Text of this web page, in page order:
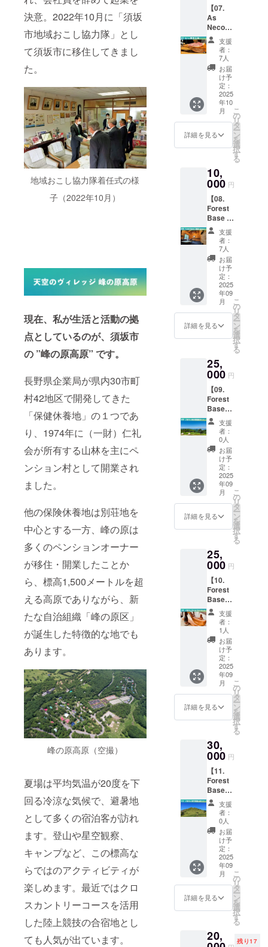
決意。2022年10月に「須坂
市地域おこし協力隊」とし
て須坂市に移住してきまし
た。
地域おこし協力隊着任式の様
子（2022年10月）
現在、私が生活と活動の拠
点としているのが、須坂市
の ”峰の原高原” です。
長野県企業局が県内30市町
村42地区で開発してきた
「保健休養地」の１つであ
り、1974年に（一財）仁礼
会が所有する山林を主にペ
ンション村として開業され
ました。
他の保険休養地は別荘地を
中心とする一方、峰の原は
多くのペンションオーナー
が移住・開業したことか
ら、標高1,500メートルを超
える高原でありながら、新
たな自治組織「峰の原区」
が誕生した特徴的な地でも
あります。
峰の原高原（空撮）
夏場は平均気温が20度を下
回る冷涼な気候で、避暑地
として多くの宿泊客が訪れ
ます。登山や星空観察、
キャンプなど、この標高な
らではのアクティビティが
楽しめます。最近ではクロ
スカントリーコースを活用
した陸上競技の合宿地とし
ても人気が出ています。
料込の
価格で
す。 ※
クール
便にて
2025年
10月中
に発送
予定で
す。日
時指定
は承れ
ません
ので予
（スラ
イス）
・原材
料名：
豚ウデ
肉（国
産）、
食塩 ・
内容
量：50g
× 4パッ
ク ・保
存方
法：10
分活
性：
0.95未
満 ・賞
味期
限：お
届けか
ら約30
わいな
りー
「ブ
ラック
レーベ
ル ルー
ジュ」
× １本
免許を
有する
なりー
株式会
社
（（通
知書文
書番
号：長
野酒1-
77）よ
り直送
しま
す。 品
実酒 原
材料
本産)/酸
化防止
剤(亜硫
酸塩) ア
ルコー
ル分：
11％ 内
容量：
750ml
保存方
法：冷
暗所に
て保存
※20歳未
満の者
飲酒は
法令で
ます。
20歳未
満の方
はこの
リター
ンを選
択でき
ません
※税込、
送料込
の価格
です ※
生ハム
は起案
便に
て、ワ
通信販
売酒類
【07.
As
Neco
Ham 生
ハム原
木(パレ
タ)】 ・
名称：
乾燥食
肉製品
・原材
料名：
豚ウデ
肉（国
産）、
食塩 ・
量：約
4,000g
× 1本 ・
保存方
法：直
射日
光、高
温多湿
を避け
て常温
で保存
して下
さい ・
水分活
性：
0.87未
満 ・賞
ら約60
日 ※税
込、送
料込の
価格で
す。 ※
クール
便にて
2025年
10月中
に発送
予定で
す。日
時指定
は承れ
ません
ので予
支援
者：
7人
お届
け予
定：
2025
年10
月
詳細を見る
こ
の
リ
タ
ー
ン
を
選
択
す
る
10,
000 円
【08.
Forest
Base ご
宿泊プ
ラン】
・本プ
ランご
支援で
１泊・
１名様
ご宿泊
(素泊ま
り)いた
だけま
す。複
数名で
をご希
望の場
合、人
数分の
口数を
ご支援
くださ
い。 ・
ご予約
方法：
ご支援
を確認
後、
CAMPF
IREメッ
セージ
または
レス等
を通じ
てご案
内いた
しま
す。 ・
有効期
限：
2025年
9月〜
2026年
8月末 ※
税込の
価格で
支援
者：
7人
お届
け予
定：
2025
年09
月
詳細を見る
こ
の
リ
タ
ー
ン
を
選
択
す
る
25,
000 円
【09.
Forest
Baseご
宿泊＆
峰の原
高原観
光ガイ
ド】 ・
本プラ
ンご支
援で１
名様の
１泊ご
宿泊(素
泊まり)
および
を承り
ます。
複数名
での宿
泊・ガ
イドを
ご希望
の場
合、人
数分の
口数を
ご支援
くださ
い。 ・
ガイド
は通年
対応可
冬、季
節に応
じた峰
の原高
原の見
どころ
をご案
内しま
す。 ・
ご予約
方法：
ご支援
を確認
後、
CAMPF
IREメッ
セージ
ルアド
支援
者：
0人
お届
け予
定：
2025
年09
月
詳細を見る
こ
の
リ
タ
ー
ン
を
選
択
す
る
25,
000 円
【10.
Forest
Baseご
宿泊＆
生ハ
ム・地
元ワイ
ン付】
・本プ
ランご
支援で
１名様
の１泊
ご宿泊
(素泊ま
り)を承
す。複
数名で
の宿泊
をご希
望の場
合、人
数分の
口数を
ご支援
くださ
い。な
お、ご
宿泊時
に下記
サービ
スをご
提供し
Neco
Ham」
支援
者：
1人
お届
け予
定：
2025
年09
月
詳細を見る
こ
の
リ
タ
ー
ン
を
選
択
す
る
30,
000 円
【11.
Forest
Base宿
泊＆一
緒に根
子岳登
山プラ
ン】 ・
本プラ
ンご支
援で１
名様の
１泊ご
宿泊(素
泊まり)
および
を承り
ます。
支援
者：
0人
お届
け予
定：
2025
年09
月
詳細を見る
こ
の
リ
タ
ー
ン
を
選
択
す
る
20, 残り17